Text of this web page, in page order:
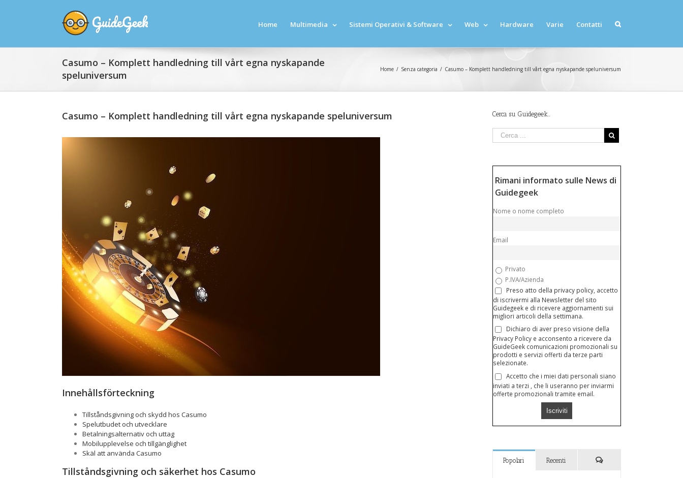
Home Multimedia Sistemi Operativi & Software Web Hardware Varie Contatti
Casumo – Komplett handledning till vårt egna nyskapande
speluniversum
Home / Senza categoria / Casumo – Komplett handledning till vårt egna nyskapande speluniversum
Casumo – Komplett handledning till vårt egna nyskapande speluniversum
Innehållsförteckning
Tillståndsgivning och skydd hos Casumo
Spelutbudet och utvecklare
Betalningsalternativ och uttag
Mobilupplevelse och tillgänglighet
Skäl att använda Casumo
Tillståndsgivning och säkerhet hos Casumo
Cerca su Guidegeek…
Rimani informato sulle News di
Guidegeek
Nome o nome completo
Email
Privato
P.IVA/Azienda
Preso atto della privacy policy, accetto
di iscrivermi alla Newsletter del sito
Guidegeek e di ricevere aggiornamenti sui
migliori articoli della settimana.
Dichiaro di aver preso visione della
Privacy Policy e acconsento a ricevere da
GuideGeek comunicazioni promozionali su
prodotti e servizi offerti da terze parti
selezionate.
Accetto che i miei dati personali siano
inviati a terzi , che li useranno per inviarmi
offerte promozionali tramite email.
Popolari Recenti